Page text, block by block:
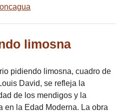
limosna
pidiendo limosna, cuadro de
David, se refleja la
de los mendigos y la
en la Edad Moderna. La obra